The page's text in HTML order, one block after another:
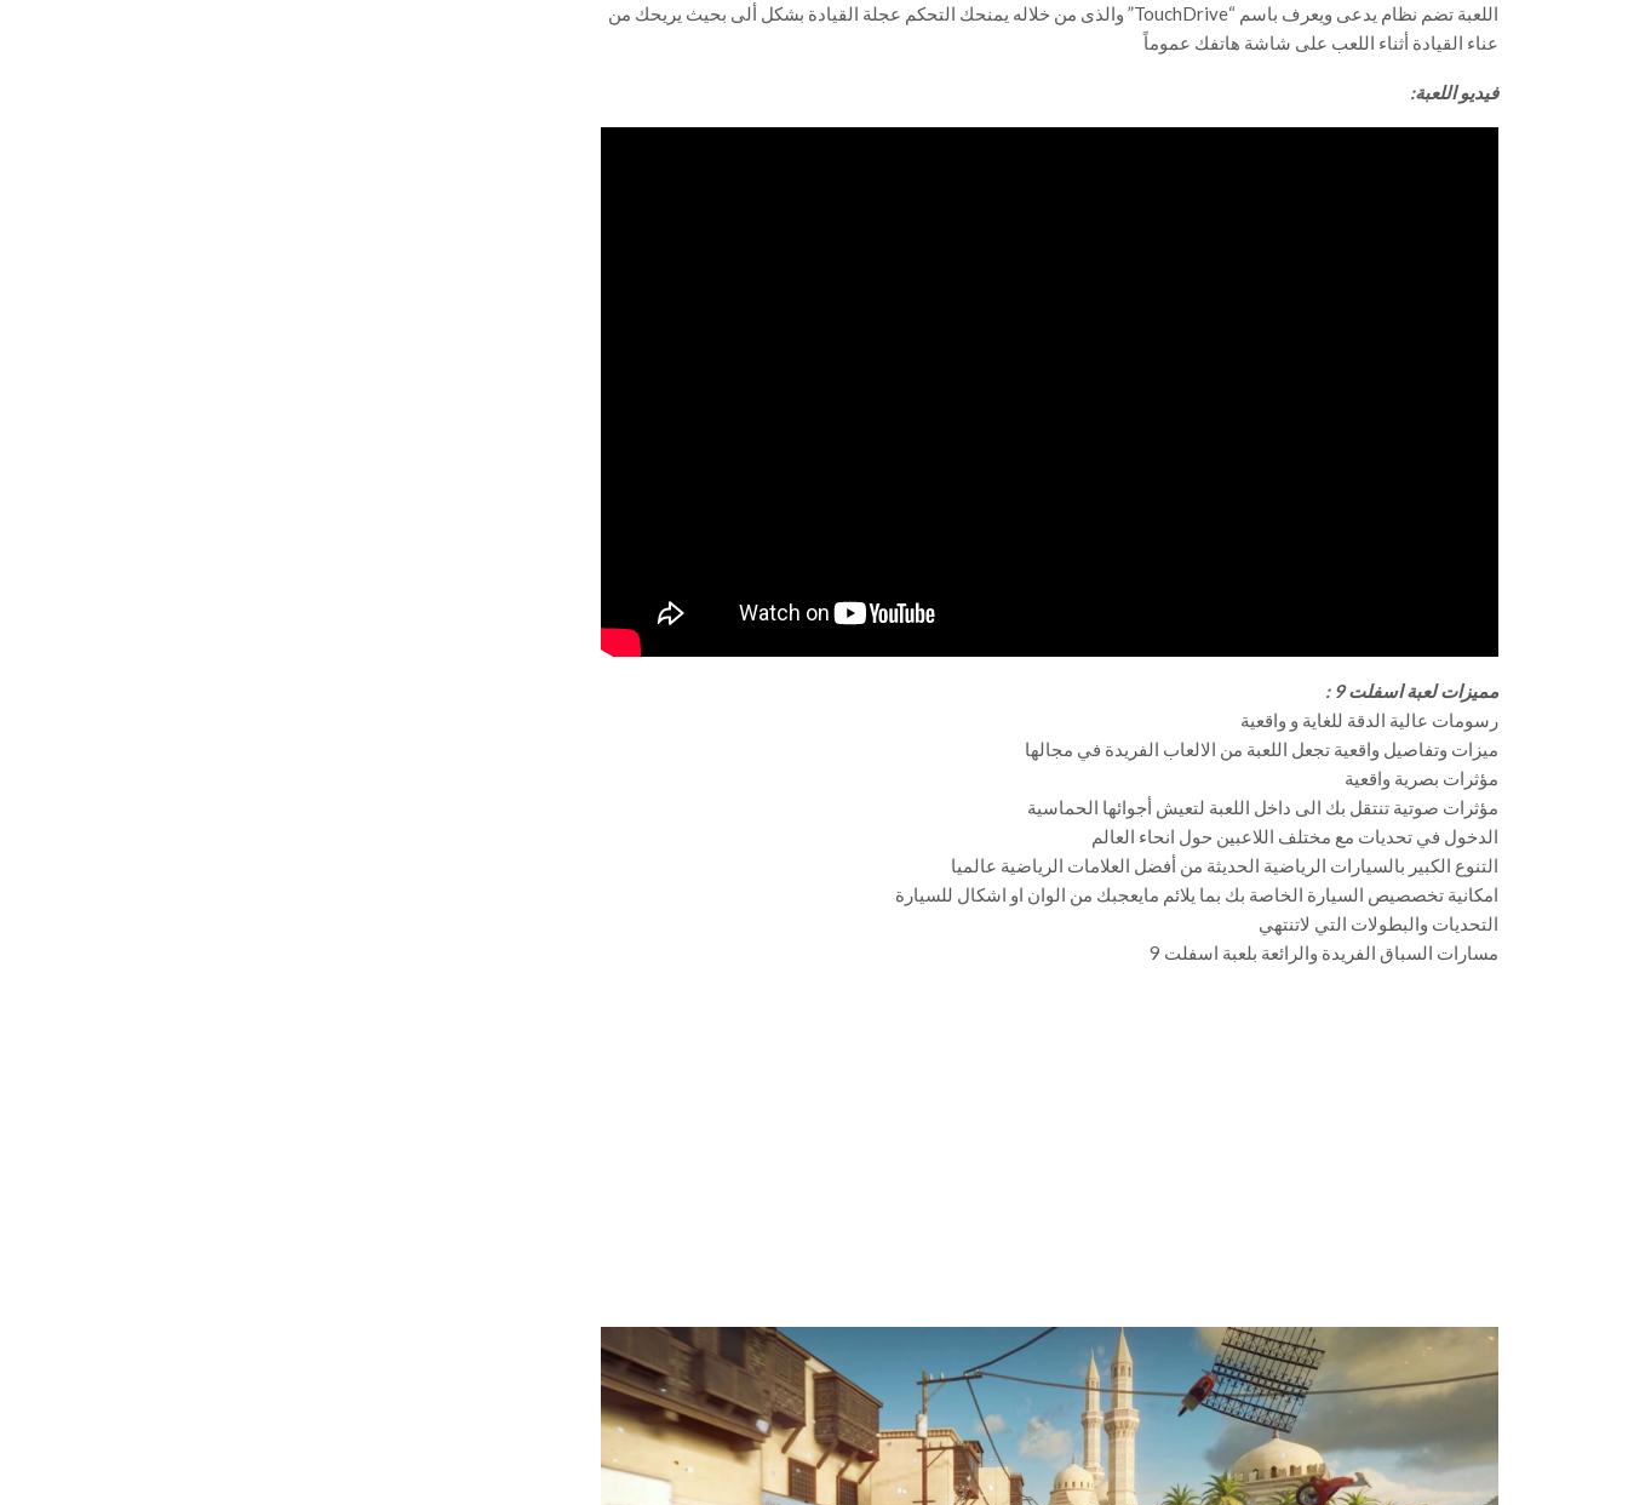
اللعبة تضم نظام يدعى ويعرف باسم “TouchDrive” والذى من خلاله يمنحك التحكم عجلة القيادة بشكل ألى بحيث يريحك من
عناء القيادة أثناء اللعب على شاشة هاتفك عموماً
فيديو اللعبة:
مميزات لعبة اسفلت 9 :
رسومات عالية الدقة للغاية و واقعية
ميزات وتفاصيل واقعية تجعل اللعبة من الالعاب الفريدة في مجالها
مؤثرات بصرية واقعية
مؤثرات صوتية تنتقل بك الى داخل اللعبة لتعيش أجوائها الحماسية
الدخول في تحديات مع مختلف اللاعبين حول انحاء العالم
التنوع الكبير بالسيارات الرياضية الحديثة من أفضل العلامات الرياضية عالميا
امكانية تخصصيص السيارة الخاصة بك بما يلائم مايعجبك من الوان او اشكال للسيارة
التحديات والبطولات التي لاتنتهي
مسارات السباق الفريدة والرائعة بلعبة اسفلت 9